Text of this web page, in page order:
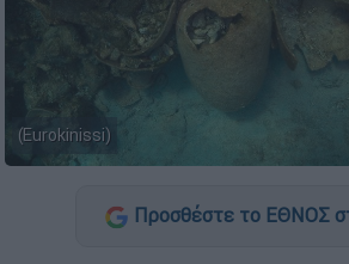
(Eurokinissi)
Προσθέστε το ΕΘΝΟΣ